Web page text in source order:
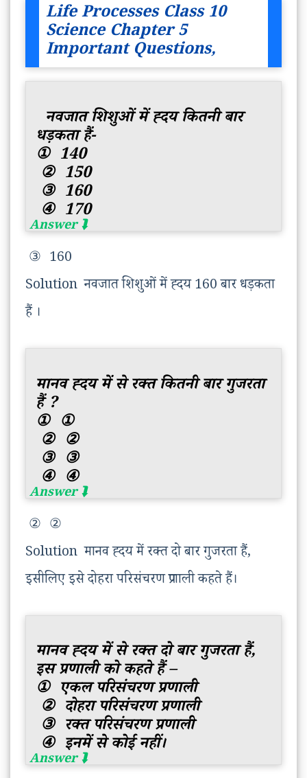
Life Processes Class 10
Science Chapter 5
Important Questions,
नवजात शिशुओं में ह्दय कितनी बार
धड़कता हैं-
① 140
② 150
③ 160
④ 170
③ 160
Solution नवजात शिशुओं में ह्दय 160 बार धड़कता
हैं ।
मानव ह्दय में से रक्त कितनी बार गुजरता
हैं ?
① ①
② ②
③ ③
④ ④
② ②
Solution मानव ह्दय में रक्त दो बार गुजरता हैं,
इसीलिए इसे दोहरा परिसंचरण प्रणाली कहते हैं।
मानव ह्दय में से रक्त दो बार गुजरता हैं,
इस प्रणाली को कहते हैं –
① एकल परिसंचरण प्रणाली
② दोहरा परिसंचरण प्रणाली
③ रक्त परिसंचरण प्रणाली
④ इनमें से कोई नहीं।